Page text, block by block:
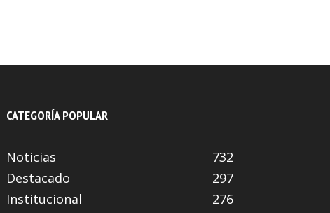
CATEGORÍA POPULAR
Noticias
732
Destacado
297
Institucional
276